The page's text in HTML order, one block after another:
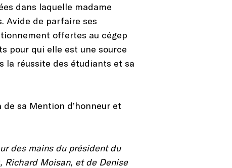
dans laquelle madame
Avide de parfaire ses
offertes au cégep
pour qui elle est une source
la réussite des étudiants et sa
sa Mention d’honneur et
des mains du président du
Richard Moisan, et de Denise